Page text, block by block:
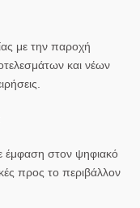
με την παροχή
και νέων
έμφαση στον ψηφιακό
προς το περιβάλλον